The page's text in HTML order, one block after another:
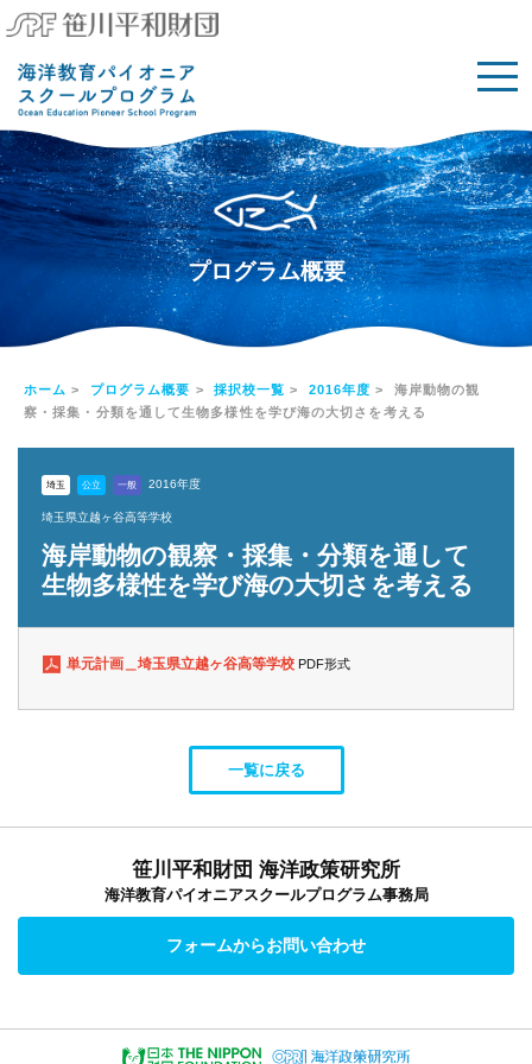
プログラム概要
ホーム > プログラム概要 > 採択校一覧 > 2016年度 > 海岸動物の観
察・採集・分類を通して生物多様性を学び海の大切さを考える
埼玉 公立 一般 2016年度
埼玉県立越ヶ谷高等学校
海岸動物の観察・採集・分類を通して
生物多様性を学び海の大切さを考える
単元計画＿埼玉県立越ヶ谷高等学校 PDF形式
一覧に戻る
笹川平和財団 海洋政策研究所
海洋教育パイオニアスクールプログラム事務局
フォームからお問い合わせ